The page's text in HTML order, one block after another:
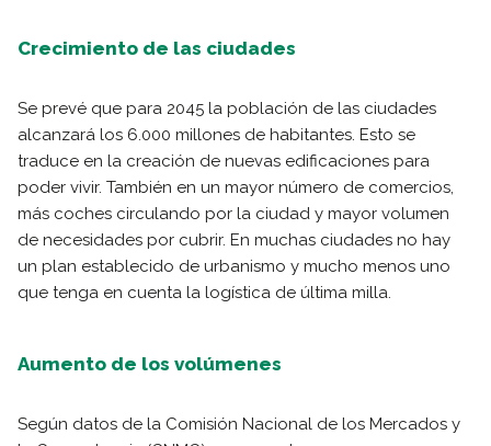
Crecimiento de las ciudades
Se prevé que para 2045 la población de las ciudades
alcanzará los 6.000 millones de habitantes. Esto se
traduce en la creación de nuevas edificaciones para
poder vivir. También en un mayor número de comercios,
más coches circulando por la ciudad y mayor volumen
de necesidades por cubrir. En muchas ciudades no hay
un plan establecido de urbanismo y mucho menos uno
que tenga en cuenta la logística de última milla.
Aumento de los volúmenes
Según datos de la Comisión Nacional de los Mercados y